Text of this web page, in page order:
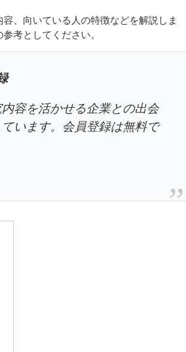
、向いている人の特徴などを解説しま
考としてください。
容を活かせる企業との出会
います。会員登録は無料で